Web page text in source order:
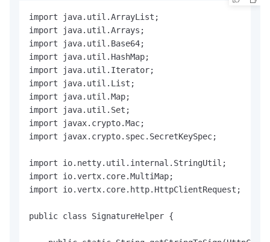
import java.util.ArrayList;
import java.util.Arrays;
import java.util.Base64;
import java.util.HashMap;
import java.util.Iterator;
import java.util.List;
import java.util.Map;
import java.util.Set;
import javax.crypto.Mac;
import javax.crypto.spec.SecretKeySpec;
import io.netty.util.internal.StringUtil;
import io.vertx.core.MultiMap;
import io.vertx.core.http.HttpClientRequest;
public class SignatureHelper {